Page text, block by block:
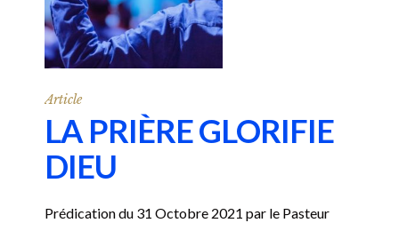
Article
LA PRIÈRE GLORIFIE
DIEU
Prédication du 31 Octobre 2021 par le Pasteur